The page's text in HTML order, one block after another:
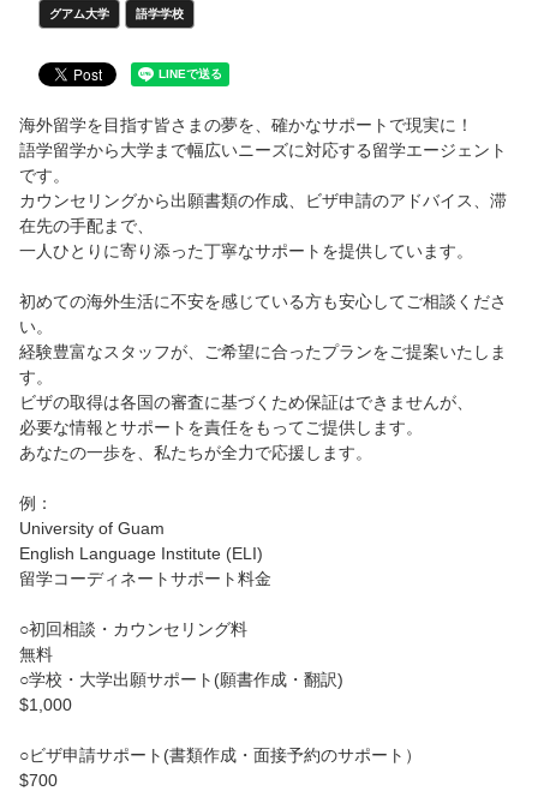
ローカルと交流できるワークショップ
旅の情報
グアム基本情報
シャトルバススケジュール
グアム旅情報集めはここから
日本から一番近いアメリカ🇺🇸！
グアムで英語体験
グアムで遊ぶ！
渡航情報・入国書類
グアムでワークショップ！
グアム大学 語学学校
海外留学を目指す皆さまの夢を、確かなサポートで現実に！
語学留学から大学まで幅広いニーズに対応する留学エージェント
です。
カウンセリングから出願書類の作成、ビザ申請のアドバイス、滞
在先の手配まで、
一人ひとりに寄り添った丁寧なサポートを提供しています。
初めての海外生活に不安を感じている方も安心してご相談くださ
い。
経験豊富なスタッフが、ご希望に合ったプランをご提案いたしま
す。
ビザの取得は各国の審査に基づくため保証はできませんが、
必要な情報とサポートを責任をもってご提供します。
あなたの一歩を、私たちが全力で応援します。
例：
University of Guam
English Language Institute (ELI)
留学コーディネートサポート料金
○初回相談・カウンセリング料
無料
○学校・大学出願サポート(願書作成・翻訳)
$1,000
○ビザ申請サポート(書類作成・面接予約のサポート）
$700